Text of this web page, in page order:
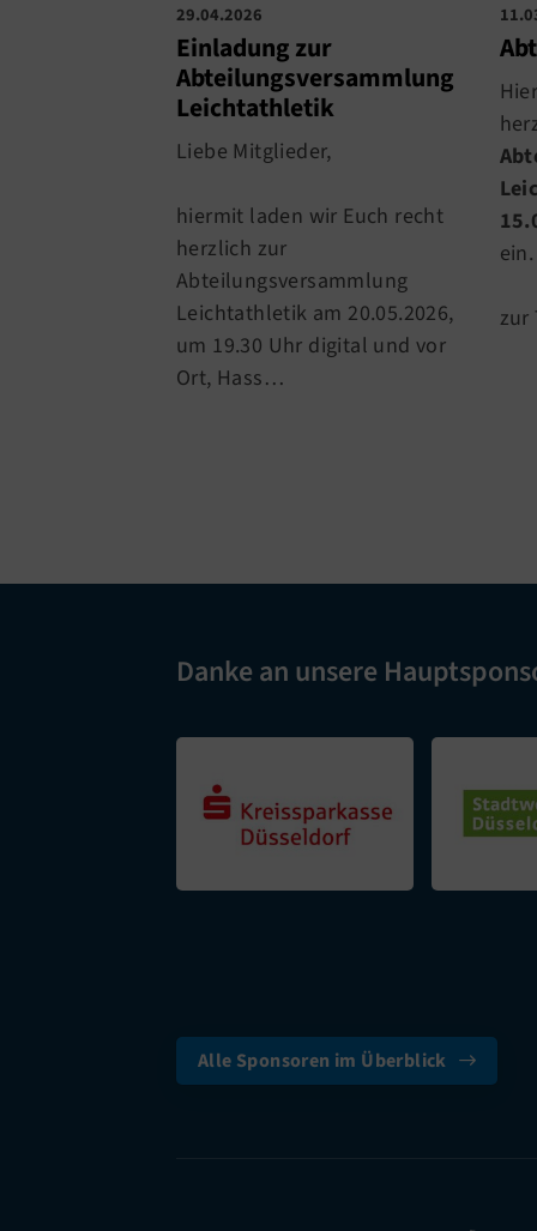
29.04.2026
Einladung zur
Abteilungsversammlung
Leichtathletik
Liebe Mitglieder,
hiermit laden wir Euch recht
herzlich zur
Abteilungsversammlung
Leichtathletik am 20.05.2026,
um 19.30 Uhr digital und vor
Ort, Hass…
ein.
zur
Danke an unsere
Alle Sponsoren im Überblick